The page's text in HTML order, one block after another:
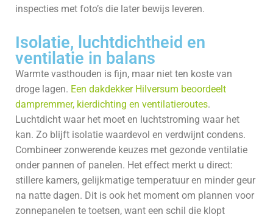
inspecties met foto’s die later bewijs leveren.
Isolatie, luchtdichtheid en
ventilatie in balans
Warmte vasthouden is fijn, maar niet ten koste van
droge lagen. Een dakdekker Hilversum beoordeelt
dampremmer, kierdichting en ventilatieroutes.
Luchtdicht waar het moet en luchtstroming waar het
kan. Zo blijft isolatie waardevol en verdwijnt condens.
Combineer zonwerende keuzes met gezonde ventilatie
onder pannen of panelen. Het effect merkt u direct:
stillere kamers, gelijkmatige temperatuur en minder geur
na natte dagen. Dit is ook het moment om plannen voor
zonnepanelen te toetsen, want een schil die klopt